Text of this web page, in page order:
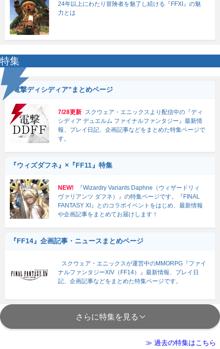
24年以上にわたり冒険者を魅了し続ける『FFXI』の魅
力とは
特集
“電撃ディシディア”まとめページ
7/28更新 スクウェア・エニックスより配信中の『ディ
シディア デュエルム ファイナルファンタジー』最新情
報、プレイ日記、企画記事などをまとめた特集ページで
す。
『ウィズダフネ』×『FF11』特集
NEW!
『Wizardry Variants Daphne（ウィザードリィ
ヴァリアンツ ダフネ）』の特集ページです。『FINAL
FANTASY XI』とのコラボイベントをはじめ、最新情報
や企画記事をまとめてお届けします！
『FF14』企画記事・ニュースまとめページ
スクウェア・エニックスが運営中のMMORPG『ファイ
ナルファンタジーXIV（FF14）』最新情報、プレイ日
記、企画記事などをまとめた特集ページです。
さらに特集を見る
≫ 過去の特集はこちら